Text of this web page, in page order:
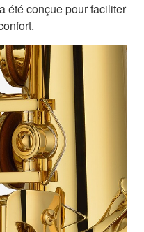
été conçue pour faciliter